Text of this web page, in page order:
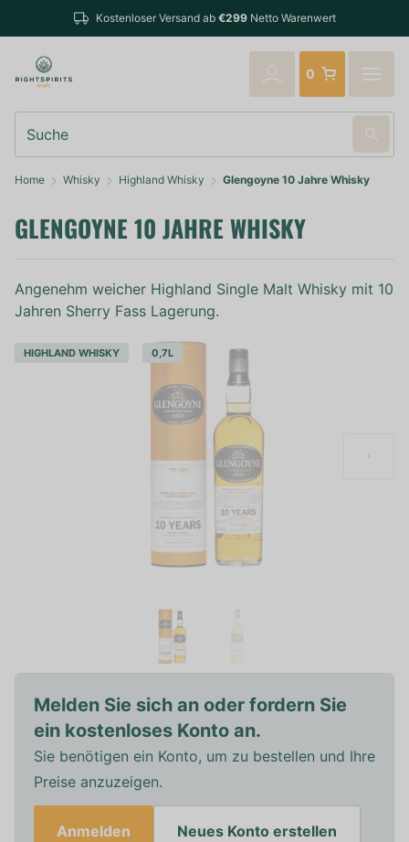
€299Netto Warenwert
verschickt
0
Home Whisky Highland Whisky Glengoyne 10 Jahre Whisky
GLENGOYNE 10 JAHRE WHISKY
Angenehm weicher Highland Single Malt Whisky mit 10
Jahren Sherry Fass Lagerung.
HIGHLAND WHISKY 0,7L
Melden Sie sich an oder fordern Sie
ein kostenloses Konto an.
Sie benötigen ein Konto, um zu bestellen und Ihre
Preise anzuzeigen.
Anmelden Neues Konto erstellen